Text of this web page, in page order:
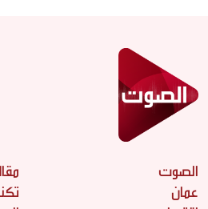
الصوت
عمان